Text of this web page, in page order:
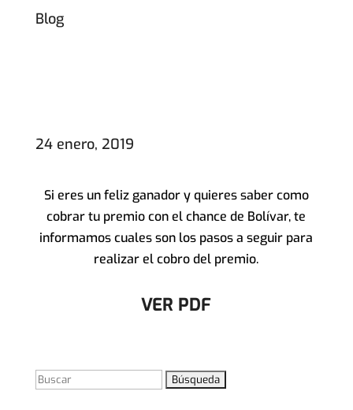
Blog
24 enero, 2019
Si eres un feliz ganador y quieres saber como
cobrar tu premio con el chance de Bolívar, te
informamos cuales son los pasos a seguir para
realizar el cobro del premio.
VER PDF
Buscar: